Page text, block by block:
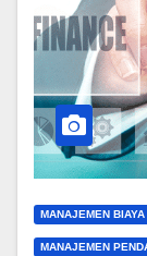
MANAJEMEN BIAYA
MANAJEMEN